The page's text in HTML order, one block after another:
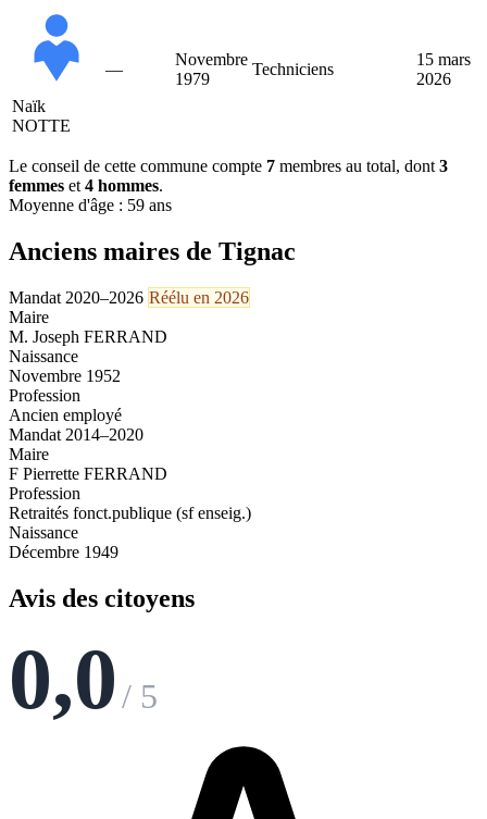
Naïk
NOTTE
—
Novembre
1979
Techniciens
15 mars
2026
Le conseil de cette commune compte 7 membres au total, dont 3
femmes et 4 hommes.
Moyenne d'âge : 59 ans
Anciens maires de Tignac
Mandat 2020–2026 Réélu en 2026
Maire
M. Joseph FERRAND
Naissance
Novembre 1952
Profession
Ancien employé
Mandat 2014–2020
Maire
F Pierrette FERRAND
Profession
Retraités fonct.publique (sf enseig.)
Naissance
Décembre 1949
Avis des citoyens
0,0/ 5